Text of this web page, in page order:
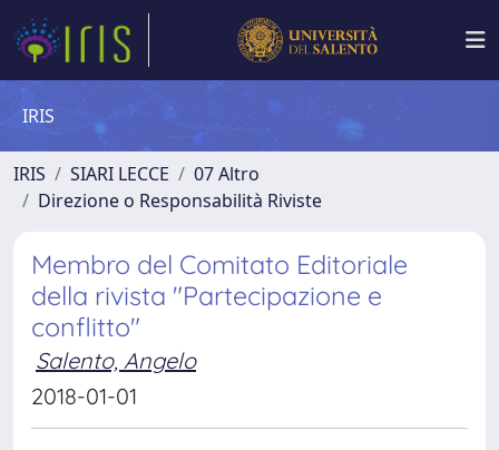
IRIS
IRIS SIARI LECCE
07 Altro
Direzione o Responsabilità Riviste
Membro del Comitato Editoriale
della rivista "Partecipazione e
conflitto"
Salento, Angelo
2018-01-01